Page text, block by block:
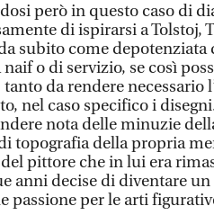
però in questo caso di
di ispirarsi a Tolstoj,
subito come
o di servizio, se così
da rendere necessario
nel caso specifico i
nota delle minuzie
topografia della propria
pittore che in lui era
anni decise di diventare
passione per le arti